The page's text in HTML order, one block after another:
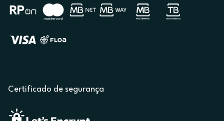
Certificado de segurança